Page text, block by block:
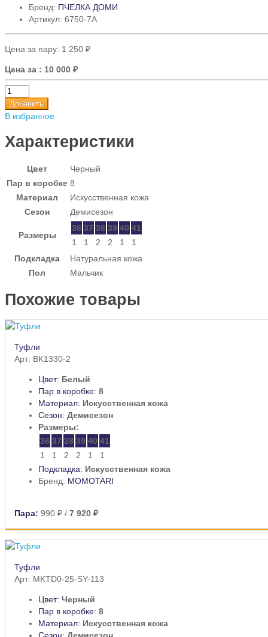
Бренд: ПЧЕЛКА ДОМИ
Артикул: 6750-7A
Цена за пару: 1 250 ₽
Цена за : 10 000 ₽
Добавить
В избранное
Характеристики
Цвет
Черный
Пар в коробке 8
Материал
Искусственная кожа
Сезон
Демисезон
Размеры
36 37 38 39 40 41
1
1 2 2 1
1
Подкладка
Натуральная кожа
Пол
Мальчик
Похожие товары
Туфли
Арт: BK1330-2
Цвет: Белый
Пар в коробке: 8
Материал: Искусственная кожа
Сезон: Демисезон
Размеры:
36 37 38 39 40 41
1
1 2 2 1
1
Подкладка: Искусственная кожа
Бренд: MOMOTARI
Пара: 990 ₽ / 7 920 ₽
Туфли
Арт: MKTD0-25-SY-113
Цвет: Черный
Пар в коробке: 8
Материал: Искусственная кожа